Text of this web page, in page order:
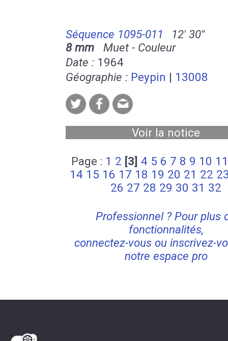
Séquence 1095-011
12' 30''
8 mm Muet - Couleur
Date : 1964
Géographie : Peypin | 13008
Voir la notice
Page : 1 2 [3] 4 5 6 7 8 9 10 11
14 15 16 17 18 19 20 21 22
26 27 28 29 30 31 32
Professionnel ? Pour plus
fonctionnalités,
connectez-vous ou inscrivez-
notre espace pro